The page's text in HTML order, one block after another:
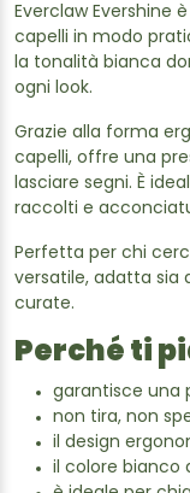
Everclaw Evershine
capelli in modo
la tonalità bianca
ogni look.
Grazie alla forma
capelli, offre una
lasciare segni. È
raccolti e
Perfetta per chi
versatile, adatta sia
curate.
Perché ti
garantisce una
non tira, non
il design
il colore bianco